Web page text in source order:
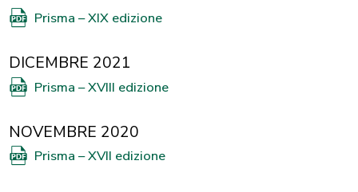
Prisma – XIX edizione
DICEMBRE 2021
Prisma – XVIII edizione
NOVEMBRE 2020
Prisma – XVII edizione